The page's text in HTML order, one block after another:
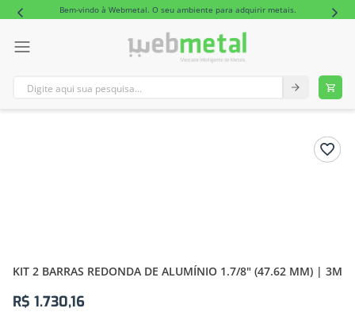
Bem-vindo à Webmetal. O seu ambiente para adquirir metais.
Digite aqui sua pesquisa...
KIT 2 BARRAS REDONDA DE ALUMÍNIO 1.7/8" (47.62 MM) | 3M
R$ 1.730,16